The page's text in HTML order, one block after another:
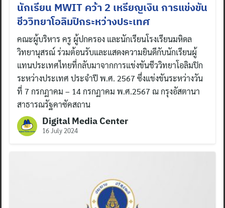
นักเรียน MWIT คว้า 2 เหรียญเงิน การแข่งขัน
ชีววิทยาโอลิมปิกระหว่างประเทศ
คณะผู้บริหาร ครู ผู้ปกครอง และนักเรียนโรงเรียนมหิดล
วิทยานุสรณ์ ร่วมต้อนรับและแสดงความยินดีกับนักเรียนผู้
แทนประเทศไทยที่กลับมาจากการแข่งขันชีววิทยาโอลิมปิก
ระหว่างประเทศ ประจำปี พ.ศ. 2567 ซึ่งแข่งขันระหว่างวัน
ที่ 7 กรกฏาคม – 14 กรกฏาคม พ.ศ.2567 ณ กรุงอัสตานา
สาธารณรัฐคาซัคสถาน
Digital Media Center
16 July 2024